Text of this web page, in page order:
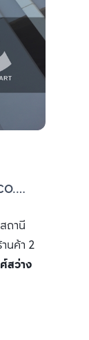
ถานี
นค้า 2
สว่าง